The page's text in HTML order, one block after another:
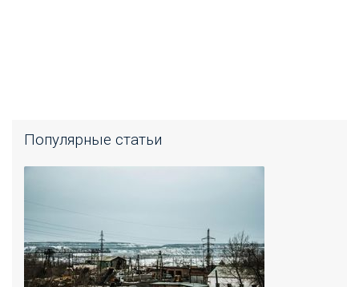
Популярные статьи